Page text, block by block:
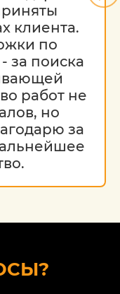
клиента.
по
за поиска
работ не
но
за